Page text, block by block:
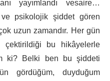
yayımlandı vesaire…
psikolojik şiddet gören
uzun zamandır. Her gün
çektirildiği bu hikâyelerle
ki? Belki ben bu şiddeti
gördüğüm, duyduğum